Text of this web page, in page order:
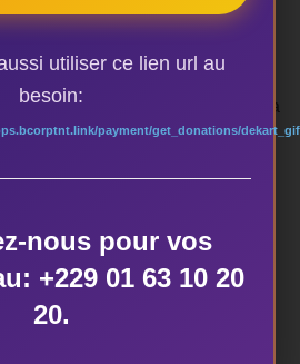
cursus commodo, tortor mauris
massa justo sit amet
eget risus varius blandit sit
sed odio dui. Vestibulum id ligula
utiliser ce lien url au
besoin:
payment/get_donations/
nous pour vos
+229 01 63 10 20
20.